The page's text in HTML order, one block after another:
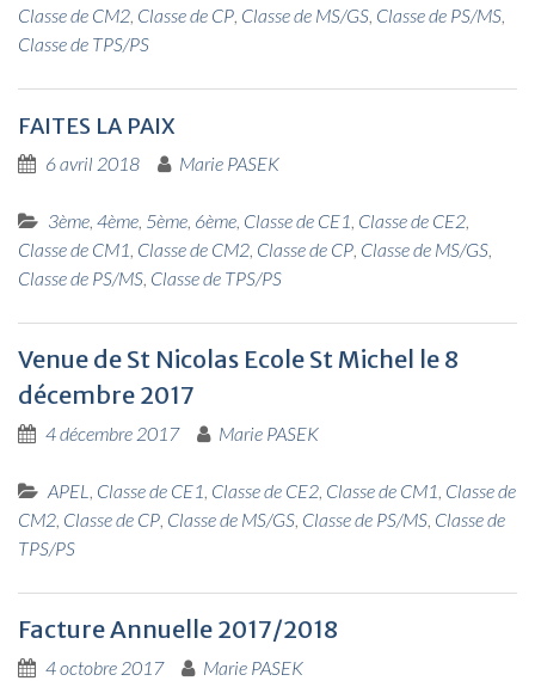
Classe de CM2, Classe de CP, Classe de MS/GS, Classe de PS/MS,
Classe de TPS/PS
FAITES LA PAIX
6 avril 2018 Marie PASEK
3ème, 4ème, 5ème, 6ème, Classe de CE1, Classe de CE2,
Classe de CM1, Classe de CM2, Classe de CP, Classe de MS/GS,
Classe de PS/MS, Classe de TPS/PS
Venue de St Nicolas Ecole St Michel le 8
décembre 2017
4 décembre 2017 Marie PASEK
APEL , Classe de CE1, Classe de CE2, Classe de CM1, Classe de
CM2, Classe de CP, Classe de MS/GS, Classe de PS/MS, Classe de
TPS/PS
Facture Annuelle 2017/2018
4 octobre 2017 Marie PASEK